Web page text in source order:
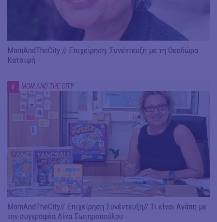
MomAndTheCity // Επιχείρηση: Συνέντευξη με τη Θεοδώρα
Κατσιφή
# MOM AND THE CITY
MomAndTheCity// Επιχείρηση Συνέντευξη// Τι είναι Αγάπη με
την συγγραφέα Λίνα Σωτηροπούλου